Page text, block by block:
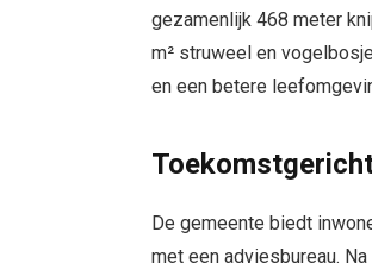
gezamenlijk 468 meter
m² struweel en
en een betere
De gemeente biedt
met een adviesbureau.